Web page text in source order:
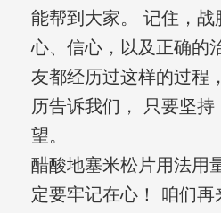
能帮到大家。 记住，战
心、信心，以及正确的
友都经历过这样的过程
历告诉我们， 只要坚
望。
醋酸地塞米松片用法用
定要牢记在心！ 咱们再